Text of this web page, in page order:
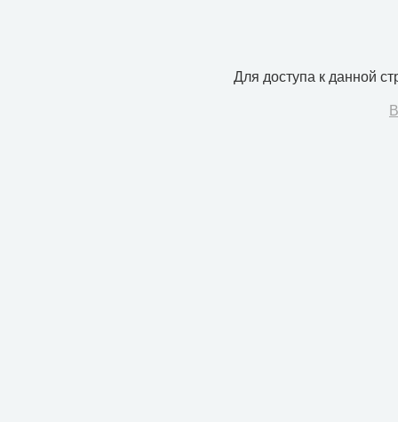
Для доступа к данной